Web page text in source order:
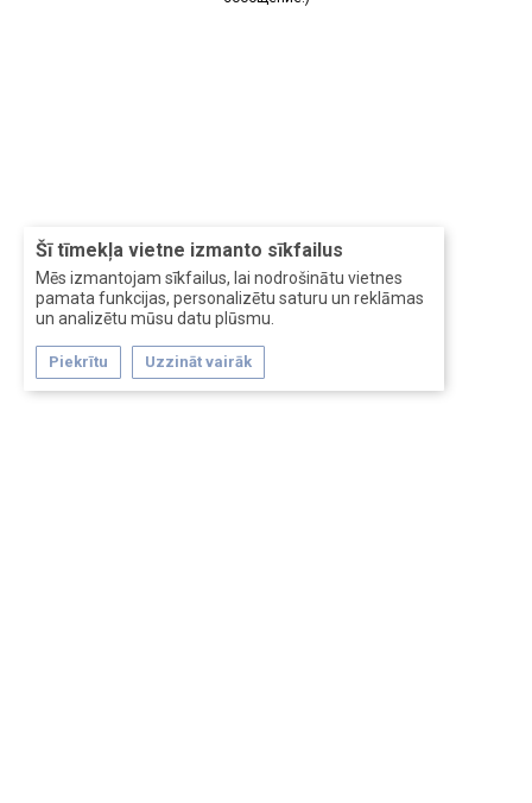
Šī tīmekļa vietne izmanto sīkfailus
Mēs izmantojam sīkfailus, lai nodrošinātu vietnes
pamata funkcijas, personalizētu saturu un reklāmas
un analizētu mūsu datu plūsmu.
Piekrītu Uzzināt vairāk